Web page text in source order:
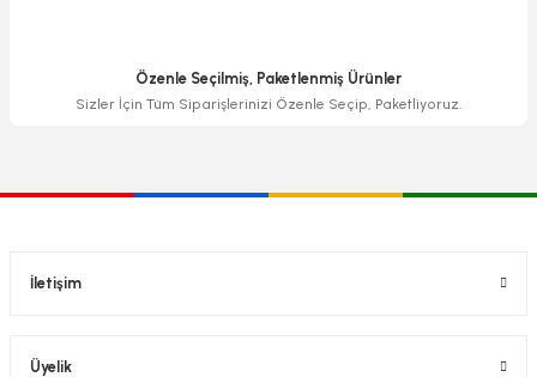
Özenle Seçilmiş, Paketlenmiş Ürünler
Sizler İçin Tüm Siparişlerinizi Özenle Seçip, Paketliyoruz.
İletişim
Üyelik